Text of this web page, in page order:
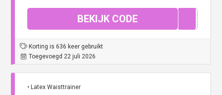
BEKIJK CODE
Korting is 636 keer gebruikt
Toegevoegd 22 juli 2026
• Latex Waisttrainer